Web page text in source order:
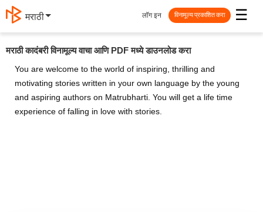
मराठी ☰
लॉग इन विनामूल्य प्रकाशित करा
मराठी कादंबरी विनामूल्य वाचा आणि PDF मध्ये डाउनलोड करा
You are welcome to the world of inspiring, thrilling and
motivating stories written in your own language by the young
and aspiring authors on Matrubharti. You will get a life time
experience of falling in love with stories.